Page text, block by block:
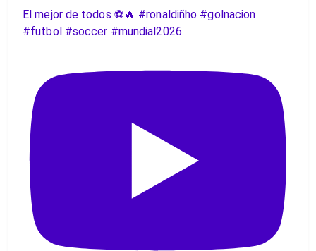
El mejor de todos ⚽️🔥 #ronaldiñho #golnacion
#futbol #soccer #mundial2026